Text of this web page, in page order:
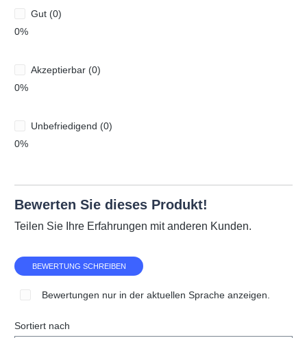
Gut (0)
0%
Akzeptierbar (0)
0%
Unbefriedigend (0)
0%
Bewerten Sie dieses Produkt!
Teilen Sie Ihre Erfahrungen mit anderen Kunden.
BEWERTUNG SCHREIBEN
Bewertungen nur in der aktuellen Sprache anzeigen.
Sortiert nach